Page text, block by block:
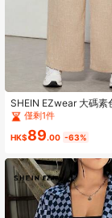
SHEIN EZwear 大碼素
僅剩1件
HK$89.00 -63%